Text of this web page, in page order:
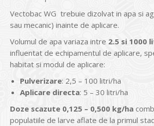
Vectobac WG trebuie dizolvat in apa si
sau mecanic) inainte de aplicare.
Volumul de apa variaza intre 2.5 si 1000
influentat de echipamentul de aplicare,
habitat si modul de aplicare:
Pulverizare: 2,5 – 100 litri/ha
Aplicare directa: 5 – 30 litri/ha
Doze scazute 0,125 – 0,500 kg/ha
populatiile de larve aflate de la primul